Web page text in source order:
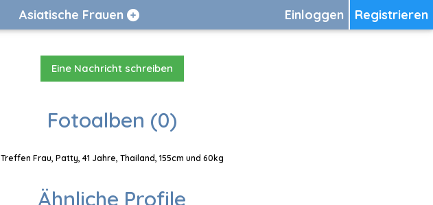
Registrieren
Einloggen
Asiatische Frauen
Eine Nachricht schreiben
Fotoalben (0)
Treffen Frau, Patty, 41 Jahre, Thailand, 155cm und 60kg
Ähnliche Profile